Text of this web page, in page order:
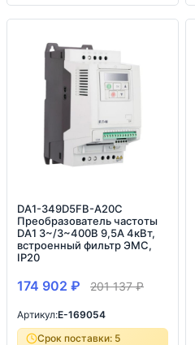
DA1-349D5FB-A20C
Преобразователь частоты
DA1 3~/3~400В 9,5A 4кВт,
встроенный фильтр ЭМС,
IP20
174 902 ₽ 201 137₽
Артикул:E-169054
Срок поставки: 5